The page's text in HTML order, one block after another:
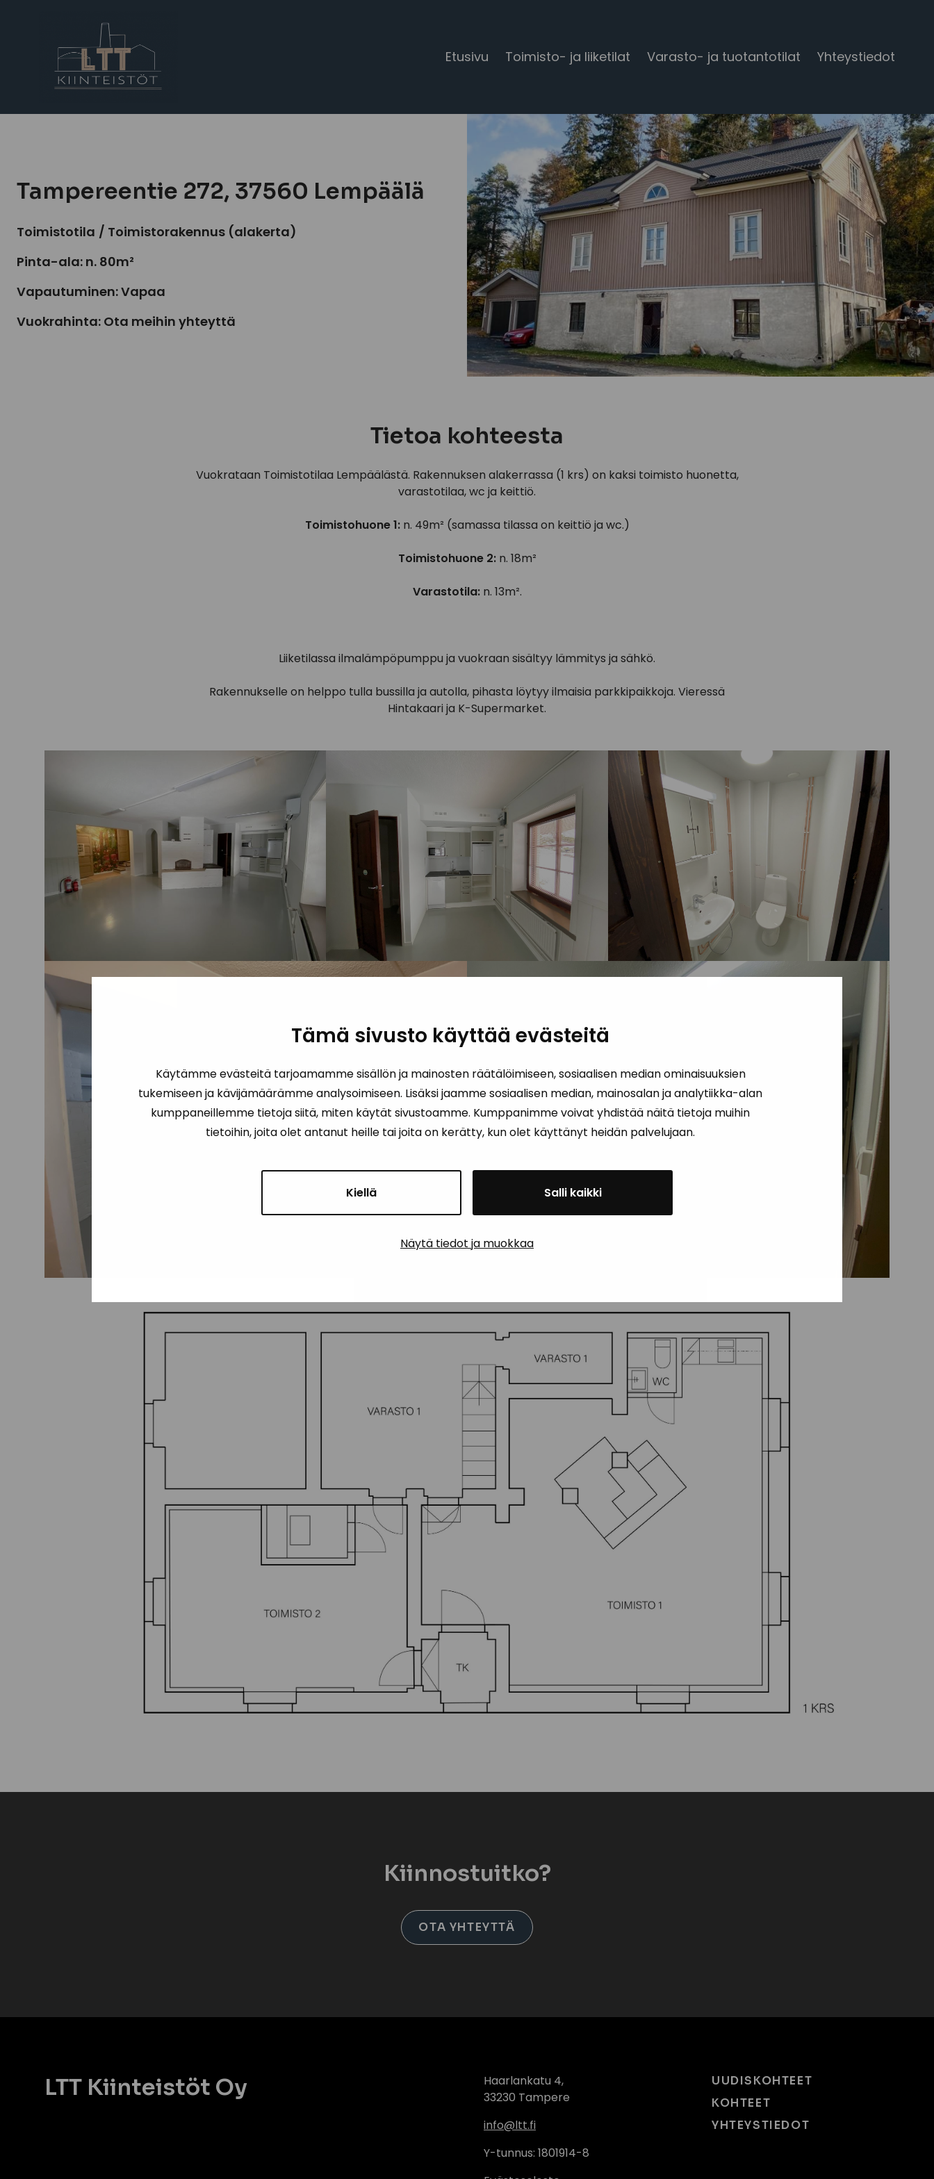
Tämä sivusto käyttää evästeitä
Käytämme evästeitä tarjoamamme sisällön ja mainosten räätälöimiseen, sosiaalisen median ominaisuuksien
tukemiseen ja kävijämäärämme analysoimiseen. Lisäksi jaamme sosiaalisen median, mainosalan ja analytiikka-alan
kumppaneillemme tietoja siitä, miten käytät sivustoamme. Kumppanimme voivat yhdistää näitä tietoja muihin
tietoihin, joita olet antanut heille tai joita on kerätty, kun olet käyttänyt heidän palvelujaan.
Kiellä Salli kaikki
Näytä tiedot ja muokkaa
Etusivu Toimisto- ja liiketilat Varasto- ja tuotantotilat Yhteystiedot
Tampereentie 272, 37560 Lempäälä
Toimistotila / Toimistorakennus (alakerta)
Pinta-ala: n. 80m²
Vapautuminen: Vapaa
Vuokrahinta: Ota meihin yhteyttä
Tietoa kohteesta
Vuokrataan Toimistotilaa Lempäälästä. Rakennuksen alakerrassa (1 krs) on kaksi toimisto huonetta,
varastotilaa, wc ja keittiö.
Toimistohuone 1:n. 49m² (samassa tilassa on keittiö ja wc.)
Toimistohuone 2:n. 18m²
Varastotila:n. 13m².
Liiketilassa ilmalämpöpumppu ja vuokraan sisältyy lämmitys ja sähkö.
Rakennukselle on helppo tulla bussilla ja autolla, pihasta löytyy ilmaisia parkkipaikkoja. Vieressä
Hintakaari ja K-Supermarket.
Kiinnostuitko?
OTA YHTEYTTÄ
LTT Kiinteistöt Oy
Haarlankatu 4,
33230 Tampere
info@ltt.fi
Y-tunnus: 1801914-8
UUDISKOHTEET
KOHTEET
YHTEYSTIEDOT